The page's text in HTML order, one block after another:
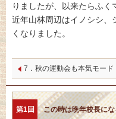
りましたが、以来たらふく
近年山林周辺はイノシシ、
くなりました。
7．秋の運動会も本気モード
第1回 この時は晩年校長に